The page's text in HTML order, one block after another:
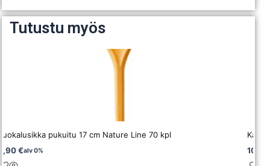
Tutustu myös
pukuitu 17 cm Nature Line 70 kpl
€alv 0%
10,10